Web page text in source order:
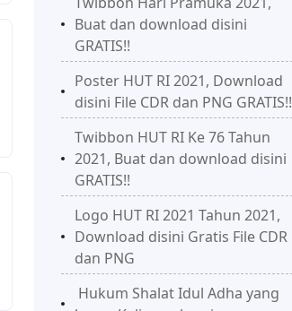
Buat dan download disini
GRATIS!!
Poster HUT RI 2021, Download
disini File CDR dan PNG GRATIS!!
Twibbon HUT RI Ke 76 Tahun
2021, Buat dan download disini
GRATIS!!
Logo HUT RI 2021 Tahun 2021,
Download disini Gratis File CDR
dan PNG
Hukum Shalat Idul Adha yang